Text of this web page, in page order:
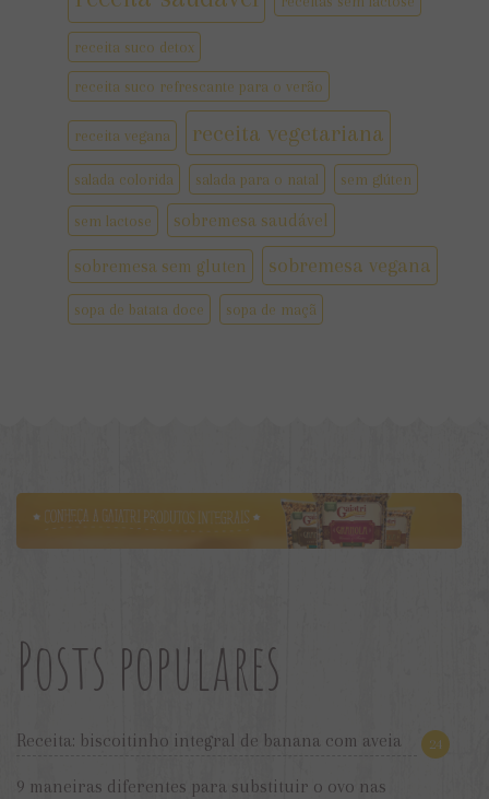
receita suco detox
receita suco refrescante para o verão
receita vegana receita vegetariana
salada colorida salada para o natal sem glúten
sem lactose sobremesa saudável
sobremesa sem gluten sobremesa vegana
sopa de batata doce sopa de maçã
Posts populares
Receita: biscoitinho integral de banana com aveia 24
9 maneiras diferentes para substituir o ovo nas